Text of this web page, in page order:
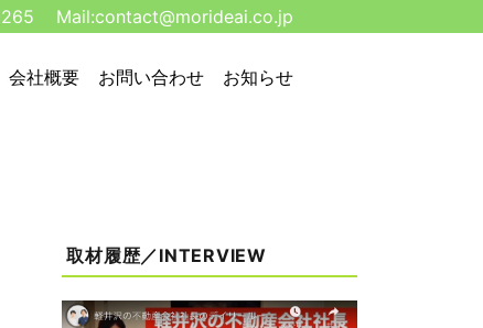
Mail:contact@morideai.co.jp
会社概要 お問い合わせ お知らせ
取材履歴／INTERVIEW